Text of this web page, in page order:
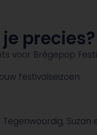
precies?
voor Brêgepop
festivalseizoen
Suzan